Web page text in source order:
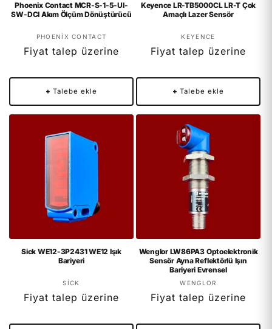
Phoenix Contact MCR-S-1-5-UI-
SW-DCI Akım Ölçüm Dönüştürücü
Satıcı:
PHOENIX CONTACT
Fiyat talep üzerine
+ Talebe ekle
Keyence LR-TB5000CL LR-T Çok
Amaçlı Lazer Sensör
Satıcı:
KEYENCE
Fiyat talep üzerine
+ Talebe ekle
Sick WE12-3P2431 WE12 Işık
Bariyeri
Satıcı:
SICK
Fiyat talep üzerine
Wenglor LW86PA3 Optoelektronik
Sensör Ayna Reflektörlü Işın
Bariyeri Evrensel
Satıcı:
WENGLOR
Fiyat talep üzerine